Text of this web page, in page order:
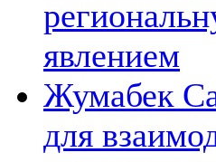
явлением
Жумабек
для